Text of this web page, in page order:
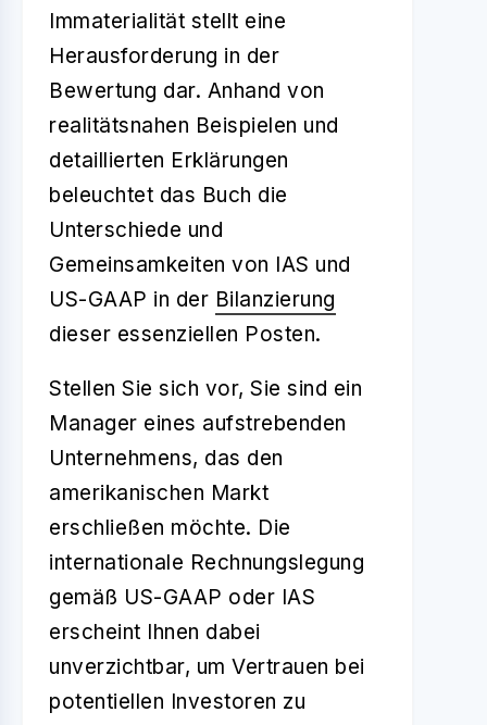
Immaterialität stellt eine
Herausforderung in der
Bewertung dar. Anhand von
realitätsnahen Beispielen und
detaillierten Erklärungen
beleuchtet das Buch die
Unterschiede und
Gemeinsamkeiten von IAS und
US-GAAP in der Bilanzierung
dieser essenziellen Posten.
Stellen Sie sich vor, Sie sind ein
Manager eines aufstrebenden
Unternehmens, das den
amerikanischen Markt
erschließen möchte. Die
internationale Rechnungslegung
gemäß US-GAAP oder IAS
erscheint Ihnen dabei
unverzichtbar, um Vertrauen bei
potentiellen Investoren zu